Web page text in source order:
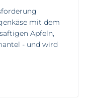
mit dem
Äpfeln,
- und wird